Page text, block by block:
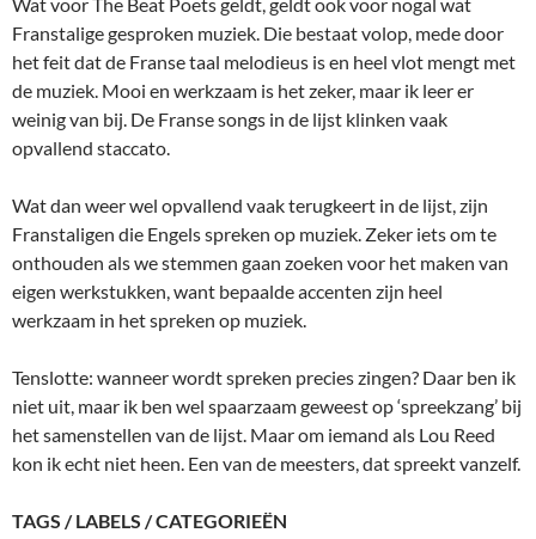
Franstalige gesproken muziek. Die bestaat volop, mede door
het feit dat de Franse taal melodieus is en heel vlot mengt met
de muziek. Mooi en werkzaam is het zeker, maar ik leer er
weinig van bij. De Franse songs in de lijst klinken vaak
opvallend staccato.
Wat dan weer wel opvallend vaak terugkeert in de lijst, zijn
Franstaligen die Engels spreken op muziek. Zeker iets om te
onthouden als we stemmen gaan zoeken voor het maken van
eigen werkstukken, want bepaalde accenten zijn heel
werkzaam in het spreken op muziek.
Tenslotte: wanneer wordt spreken precies zingen? Daar ben ik
niet uit, maar ik ben wel spaarzaam geweest op ‘spreekzang’ bij
het samenstellen van de lijst. Maar om iemand als Lou Reed
kon ik echt niet heen. Een van de meesters, dat spreekt vanzelf.
TAGS / LABELS / CATEGORIEËN